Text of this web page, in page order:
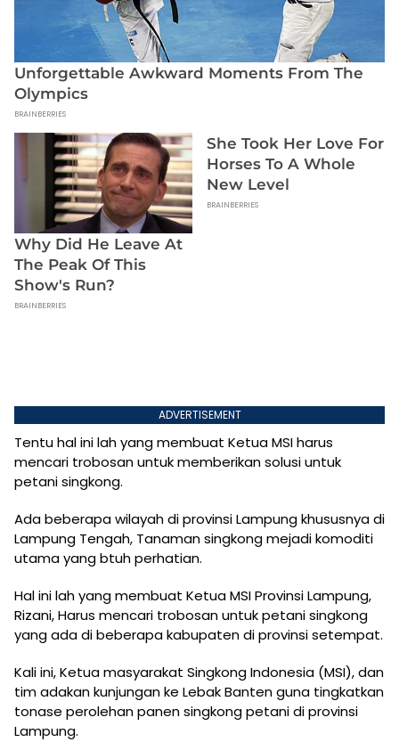
ADVERTISEMENT
Tentu hal ini lah yang membuat Ketua MSI harus
mencari trobosan untuk memberikan solusi untuk
petani singkong.
Ada beberapa wilayah di provinsi Lampung khususnya di
Lampung Tengah, Tanaman singkong mejadi komoditi
utama yang btuh perhatian.
Hal ini lah yang membuat Ketua MSI Provinsi Lampung,
Rizani, Harus mencari trobosan untuk petani singkong
yang ada di beberapa kabupaten di provinsi setempat.
Kali ini, Ketua masyarakat Singkong Indonesia (MSI), dan
tim adakan kunjungan ke Lebak Banten guna tingkatkan
tonase perolehan panen singkong petani di provinsi
Lampung.